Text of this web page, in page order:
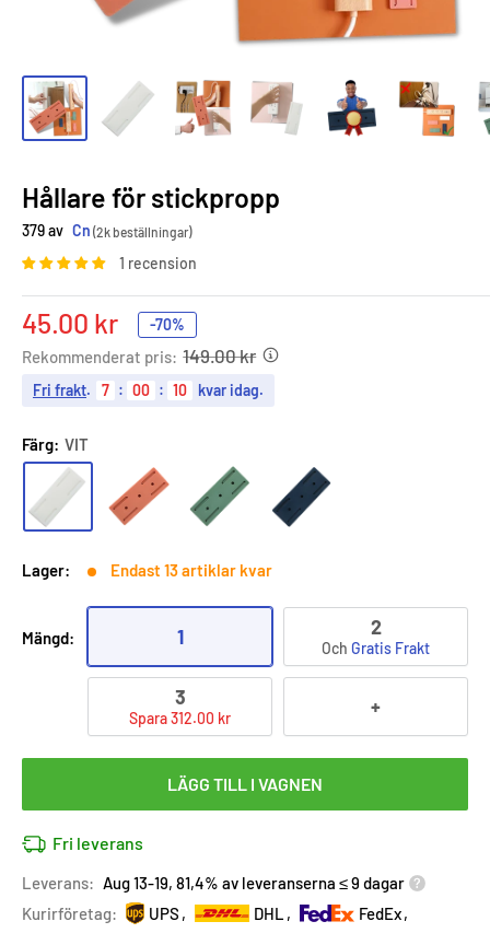
Hållare för stickpropp
379 av Cn (2k beställningar)
1 recension
Sale
price
45.00 kr -70%
Rekommenderat pris: 149.00 kr
Fri frakt. 7 : 00 : 09 kvar idag.
Färg: VIT
Lager: Endast 13 artiklar kvar
Mängd: 1 2
Och Gratis Frakt
3
Spara 312.00 kr +
LÄGG TILL I VAGNEN
Fri leverans
Leverans: Aug 13-19, 81,4% av leveranserna ≤ 9 dagar
Kurirföretag:
UPS DHL
FedEx